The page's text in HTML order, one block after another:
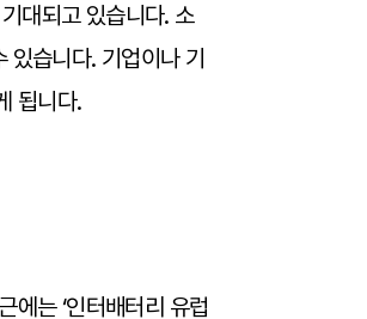
대되고 있습니다. 소
습니다. 기업이나 기
됩니다.
는 ‘인터배터리 유럽